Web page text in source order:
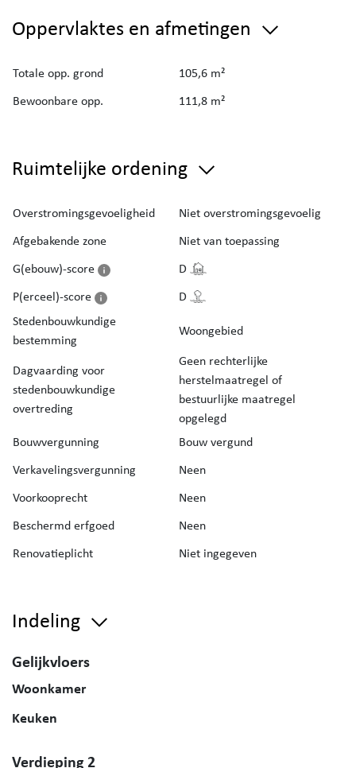
Oppervlaktes en afmetingen
Totale opp. grond
105,6 m²
Bewoonbare opp.
111,8 m²
Ruimtelijke ordening
Overstromingsgevoeligheid
Niet overstromingsgevoelig
Afgebakende zone
Niet van toepassing
G(ebouw)-score
D
P(erceel)-score
D
Stedenbouwkundige
bestemming
Woongebied
Dagvaarding voor
stedenbouwkundige
overtreding
Geen rechterlijke
herstelmaatregel of
bestuurlijke maatregel
opgelegd
Bouwvergunning
Bouw vergund
Verkavelingsvergunning
Neen
Voorkooprecht
Neen
Beschermd erfgoed
Neen
Renovatieplicht
Niet ingegeven
Indeling
Gelijkvloers
Woonkamer
Keuken
Verdieping 2